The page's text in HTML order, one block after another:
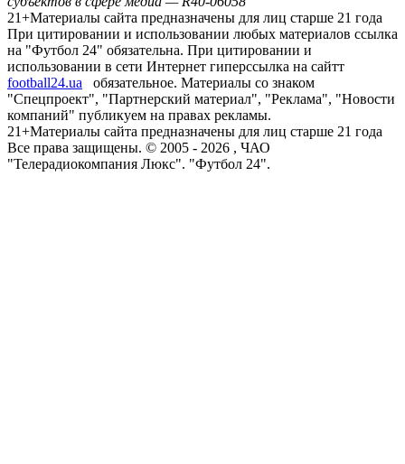
21+Материалы сайта предназначены для лиц старше 21 года
При цитировании и использовании любых материалов ссылка
на "Футбол 24" обязательна. При цитировании и
использовании в сети Интернет гиперссылка на сайтт
football24.ua
обязательное. Материалы со знаком
"Спецпроект", "Партнерский материал", "Реклама", "Новости
компаний" публикуем на правах рекламы.
21+Материалы сайта предназначены для лиц старше 21 года
Все права защищены. © 2005 - 2026 , ЧАО
"Телерадиокомпания Люкс". "Футбол 24".